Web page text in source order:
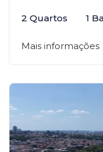
2 Quartos 1
Mais informações